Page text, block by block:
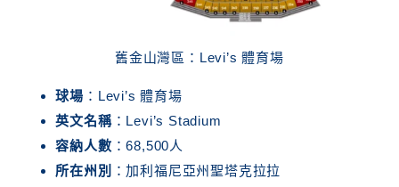
舊金山灣區：Levi’s 體育場
球場 ：Levi’s 體育場
英文名稱：Levi’s Stadium
容納人數 ：68,500人
所在州別
：加利福尼亞州聖塔克拉拉